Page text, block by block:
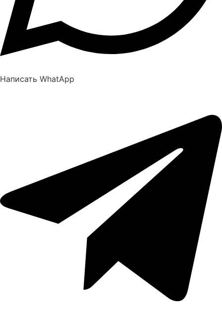
Написать WhatApp